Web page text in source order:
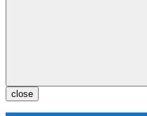
close